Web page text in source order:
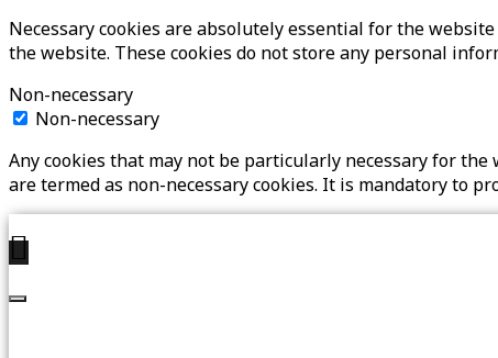
Necessary cookies are absolutely essential for the
the website. These cookies do not store any personal
Non-necessary
Non-necessary
Any cookies that may not be particularly necessary for
are termed as non-necessary cookies. It is mandatory to